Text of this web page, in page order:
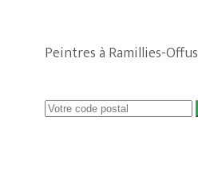
Peintres à Ramillies-Offus